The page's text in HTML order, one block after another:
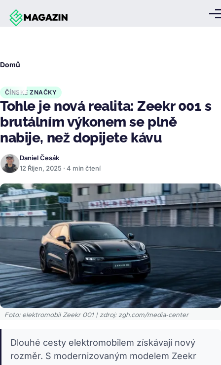
Přejít k hlavnímu obsahu
Domů
ČÍNSKÉ ZNAČKY
Tohle je nová realita: Zeekr 001 s
brutálním výkonem se plně
nabije, než dopijete kávu
Daniel Česák
12 Říjen, 2025 · 4 min čtení
Foto: elektromobil Zeekr 001 | zdroj: zgh.com/media-center
Dlouhé cesty elektromobilem získávají nový
rozměr. S modernizovaným modelem Zeekr